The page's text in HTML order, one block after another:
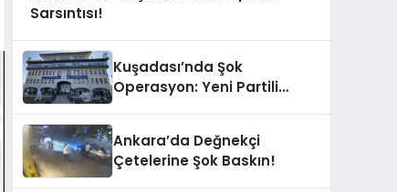
Sarsıntısı!
Kuşadası’nda Şok
Operasyon: Yeni Partili
Ankara’da Değnekçi
Çetelerine Şok Baskın!